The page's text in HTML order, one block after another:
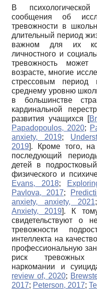
В
сообщения об
тревожности в
длительный период
важном для их
личностного и
тревожность может
возрасте, многие
стрессовым период
среднему уровню
в большинстве
кардинальной
развития учащихся
[
Papadopoulos, 2020;
anxiety, 2019;
2019]. Кроме того,
последующий
детей в
физического и
Evans, 2018;
Pavlova, 2017;
anxiety, anxiety, 2021
Anxiety, 2019]. К
свидетельствуют о
тревожности
интеллекта на
профессиональную
риск тревожных
наркомании и
review of, 2020;
2017; Peterson, 2017;